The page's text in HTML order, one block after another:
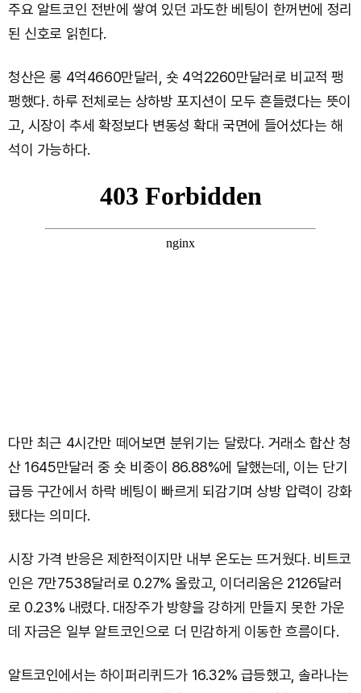
주요 알트코인 전반에 쌓여 있던 과도한 베팅이 한꺼번에 정리
된 신호로 읽힌다.
청산은 롱 4억4660만달러, 숏 4억2260만달러로 비교적 팽
팽했다. 하루 전체로는 상하방 포지션이 모두 흔들렸다는 뜻이
고, 시장이 추세 확정보다 변동성 확대 국면에 들어섰다는 해
석이 가능하다.
다만 최근 4시간만 떼어보면 분위기는 달랐다. 거래소 합산 청
산 1645만달러 중 숏 비중이 86.88%에 달했는데, 이는 단기
급등 구간에서 하락 베팅이 빠르게 되감기며 상방 압력이 강화
됐다는 의미다.
시장 가격 반응은 제한적이지만 내부 온도는 뜨거웠다. 비트코
인은 7만7538달러로 0.27% 올랐고, 이더리움은 2126달러
로 0.23% 내렸다. 대장주가 방향을 강하게 만들지 못한 가운
데 자금은 일부 알트코인으로 더 민감하게 이동한 흐름이다.
알트코인에서는 하이퍼리퀴드가 16.32% 급등했고, 솔라나는